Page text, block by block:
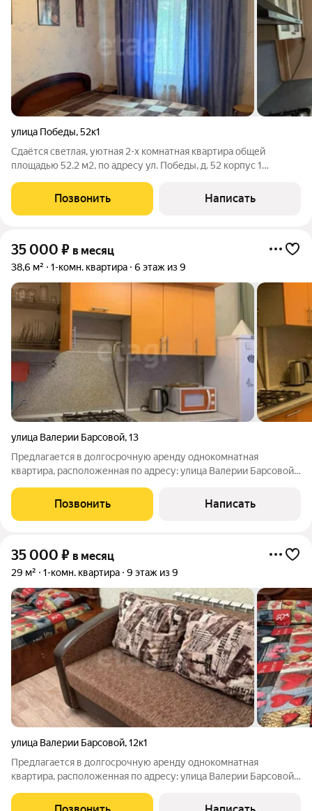
улица Победы,52к1
Сдаётся светлая, уютная 2-х комнатная квартира общей
площадью 52.2 м2, по адресу ул. Победы, д. 52 корпус 1
постройки. Квартира предлагается с качественным хорошим
ремонтом, полной меблировкой и всей
Позвонить Написать
35 000 ₽ в месяц
38,6 м² 1-комн. квартира 6 этаж из 9
улица Валерии Барсовой,13
Предлагается в долгосрочную аренду однокомнатная
квартира, расположенная по адресу: улица Валерии Барсовой,
ходьбы от рынка Б. Исады. В квартире выполнен современный
косметический ремонт и
Позвонить Написать
35 000 ₽ в месяц
29 м² 1-комн. квартира 9 этаж из 9
улица Валерии Барсовой,12к1
Предлагается в долгосрочную аренду однокомнатная
квартира, расположенная по адресу: улица Валерии Барсовой,
минутах ходьбы от рынка Б. Исады. В квартире выполнен